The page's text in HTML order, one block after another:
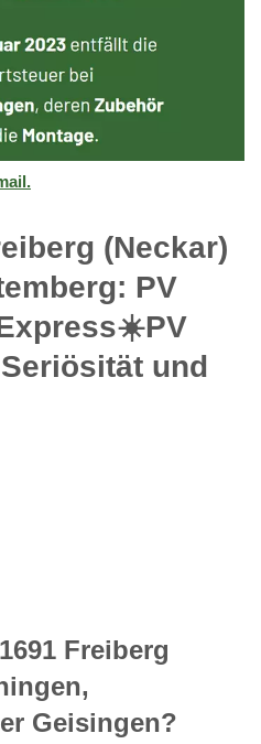
(Neckar)
PV
und
Freiberg
Geisingen?